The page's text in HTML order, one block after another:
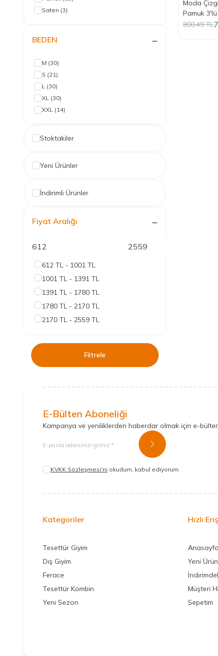
Saten (3)
BEDEN
M (30)
S (21)
L (30)
XL (30)
XXL (14)
Stoktakiler
Yeni Ürünler
İndirimli Ürünler
Fiyat Aralığı
612 TL - 1001 TL
1001 TL - 1391 TL
1391 TL - 1780 TL
1780 TL - 2170 TL
2170 TL - 2559 TL
Filtrele
Moda
Pamuk
Takım 1118
800,49TL
E-Bülten Aboneliği
Kampanya ve yeniliklerden haberdar olmak için e-
Kayıt Ol
KVKK Sözleşmesi'ni okudum, kabul ediyorum.
Kategoriler
Tesettür Giyim
Dış Giyim
Ferace
Tesettür Kombin
Yeni Sezon
Hızlı
Anasayfa
Yeni
Müşteri
Sepetim